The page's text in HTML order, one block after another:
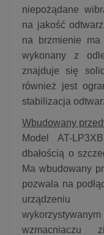
niepożądane
na jakość
na brzmienie ma
wykonany z
znajduje się
również jest
stabilizacja
Wbudowany
Model AT-
dbałością o
Ma wbudowany
pozwala na
urządzeniu
wzmacniaczu